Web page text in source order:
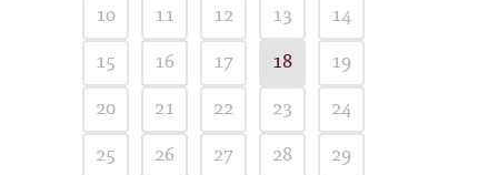
10 11 12 13 14
15 16 17 18 19
20 21 22 23 24
25 26 27 28 29